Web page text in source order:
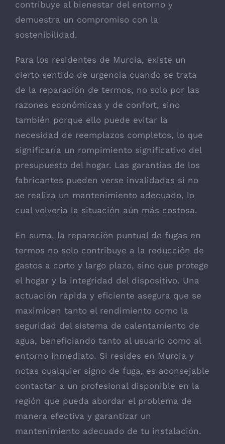
contribuye al bienestar del entorno y
demuestra un compromiso con la
sostenibilidad.
Para los residentes de Murcia, existe un
cierto sentido de urgencia cuando se trata
de la reparación de termos, no solo por las
razones económicas y de confort, sino
también porque ello puede evitar la
necesidad de reemplazos completos, lo que
significaría un rompimiento significativo del
presupuesto del hogar. Las garantías de los
fabricantes pueden verse invalidadas si no
se realiza un mantenimiento adecuado, lo
cual volvería la situación aún más costosa.
En suma, la reparación puntual de fugas en
termos no solo contribuye a la reducción de
gastos a corto y largo plazo, sino que protege
el hogar y la integridad del dispositivo. Una
actuación rápida y eficiente asegura que se
maximicen tanto el rendimiento como la
seguridad del sistema de calentamiento de
agua, beneficiando tanto al usuario como al
entorno inmediato. Si resides en Murcia y
notas cualquier signo de fuga, es aconsejable
contactar a un profesional disponible en la
región que pueda abordar el problema de
manera efectiva y garantizar un
mantenimiento adecuado de tu instalación.